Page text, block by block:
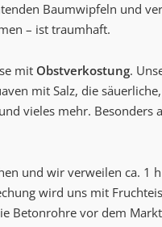
Baumwipfeln und
– ist traumhaft.
mit Obstverkostung.
mit Salz, die
vieles mehr. Besonders
und wir verweilen ca. 1
wird uns mit
Betonrohre vor dem